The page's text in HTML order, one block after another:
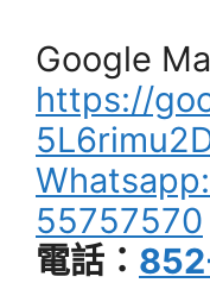
Google
https://
55757570
電話：